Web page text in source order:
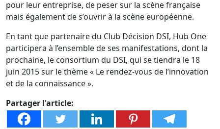
pour leur entreprise, de peser sur la scène française
mais également de s’ouvrir à la scène européenne.
En tant que partenaire du Club Décision DSI, Hub One
participera à l’ensemble de ses manifestations, dont la
prochaine, le consortium du DSI, qui se tiendra le 18
juin 2015 sur le thème « Le rendez-vous de l’innovation
et de la connaissance ».
Partager l'article: